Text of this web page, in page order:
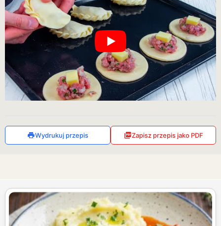
Wydrukuj przepis Zapisz przepis jako PDF